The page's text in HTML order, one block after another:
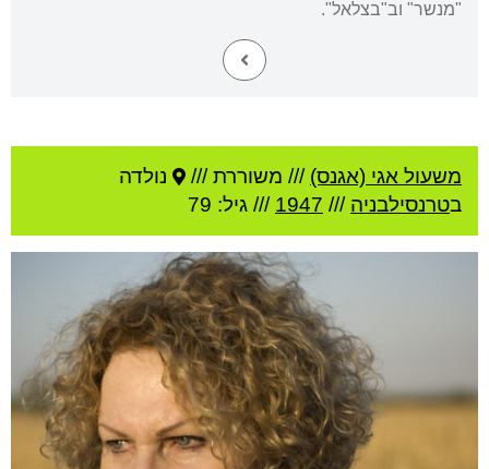
"מנשר" וב"בצלאל".
משעול אגי (אגנס) /// משוררת ///
נולדה
בטרנסילבניה ///
1947 /// גיל: 79